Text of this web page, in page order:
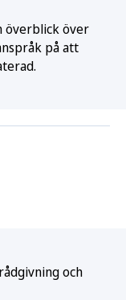
överblick över
på att
och